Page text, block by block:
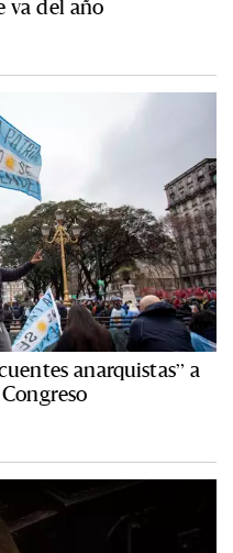
va del año
anarquistas” a